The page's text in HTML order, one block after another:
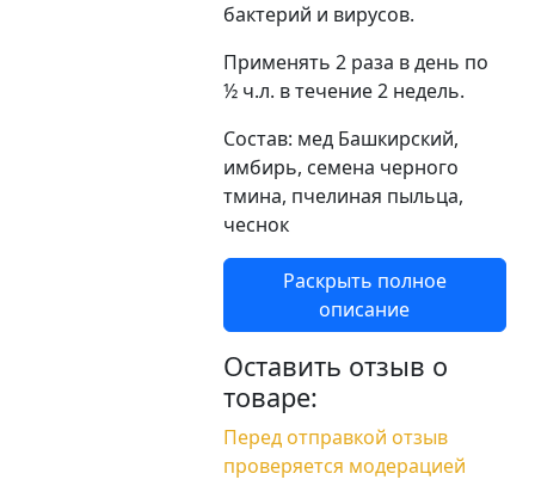
бактерий и вирусов.
Применять 2 раза в день по
½ ч.л. в течение 2 недель.
Состав: мед Башкирский,
имбирь, семена черного
тмина, пчелиная пыльца,
чеснок
Раскрыть полное
описание
Оставить отзыв о
товаре:
Перед отправкой отзыв
проверяется модерацией